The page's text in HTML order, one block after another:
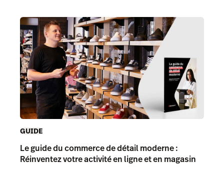
GUIDE
Le guide du commerce de détail moderne :
Réinventez votre activité en ligne et en magasin